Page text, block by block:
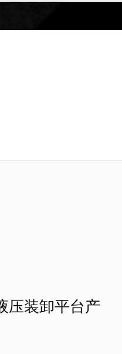
压装卸平台产